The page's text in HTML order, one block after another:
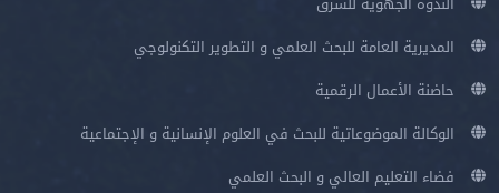
المديرية العامة للبحث العلمي و التطوير التكنولوجي
حاضنة الأعمال الرقمية
الوكالة الموضوعاتية للبحث في العلوم الإنسانية و الإجتماعية
فضاء التعليم العالي و البحث العلمي